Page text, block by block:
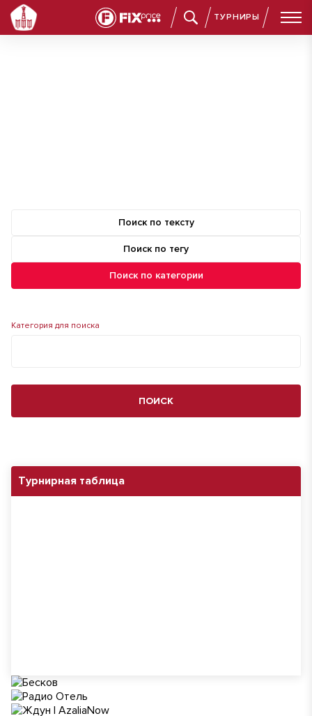
ТУРНИРЫ
Турнирная таблица
Поиск по тексту
Поиск по тегу
Поиск по категории
Категория для поиска
ПОИСК